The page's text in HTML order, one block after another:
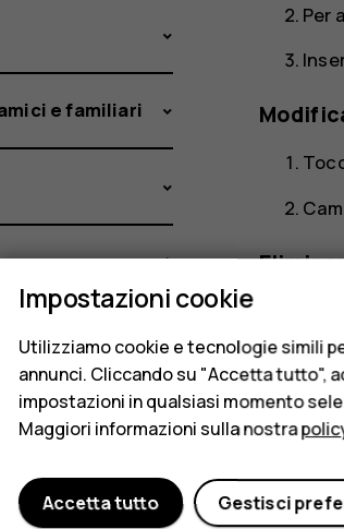
Per
e familiari
Impostazioni cookie
Utilizziamo cookie e tecnologie simili
annunci. Cliccando su "Accetta tutto",
impostazioni in qualsiasi momento
Maggiori informazioni sulla nostra
Gestisci
Accetta tutto